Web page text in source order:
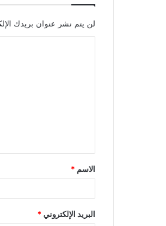
لن يتم نشر عنوان بريدك
الاسم *
البريد الإلكتروني*